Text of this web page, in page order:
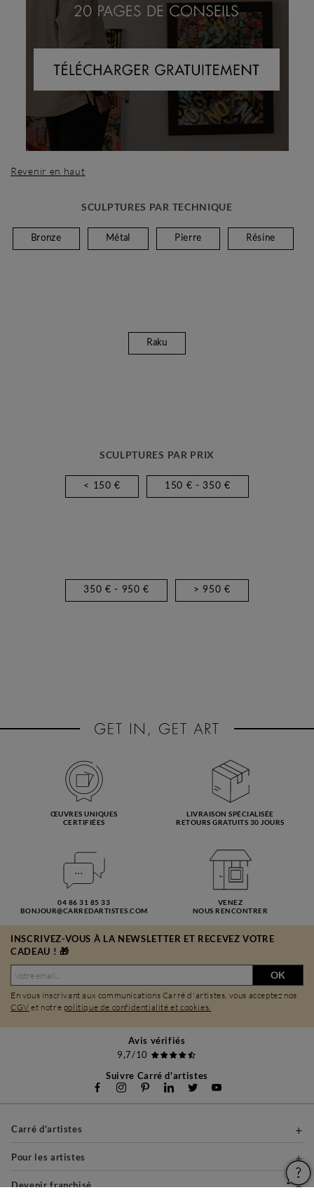
Revenir en haut
SCULPTURES PAR TECHNIQUE
Bronze Métal Pierre Résine
Raku
SCULPTURES PAR PRIX
< 150 € 150 € - 350 €
350 € - 950 € > 950 €
ŒUVRES UNIQUES
CERTIFIÉES
LIVRAISON SPÉCIALISÉE
RETOURS GRATUITS 30 JOURS
04 86 31 85 33
BONJOUR@CARREDARTISTES.COM
VENEZ
NOUS RENCONTRER
INSCRIVEZ-VOUS À LA NEWSLETTER ET RECEVEZ VOTRE
CADEAU ! 🎁
OK
En vous inscrivant aux communications Carré d'artistes, vous acceptez nos
CGV et notre politique de confidentialité et cookies.
Avis vérifiés
9,7/10
Suivre Carré d'artistes
Carré d'artistes
Pour les artistes
Devenir franchisé